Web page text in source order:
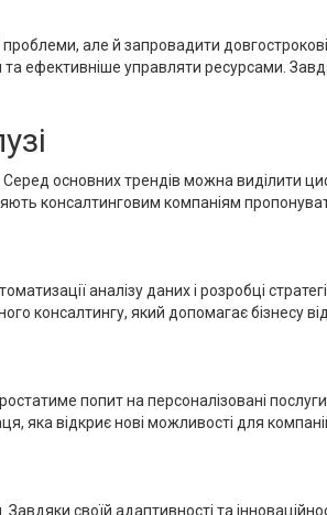
але й запровадити
ефективніше управляти ресурсами.
основних трендів можна виділити
консалтинговим компаніям
аналізу даних і розробці
консалтингу, який допомагає бізнесу
попит на персоналізовані
яка відкриє нові можливості для
своїй адаптивності та